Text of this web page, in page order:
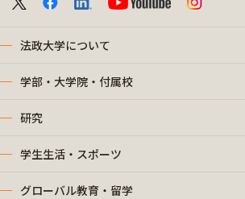
法政大学について
学部・大学院・付属校
研究
学生生活・スポーツ
グローバル教育・留学